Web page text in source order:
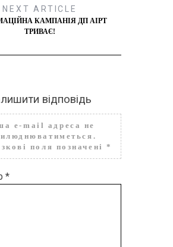
NEXT ARTICLE
КАМПАНІЯ ДП АІРТ
ТРИВАЄ!
відповідь
e-mail адреса не
поля позначені*
*